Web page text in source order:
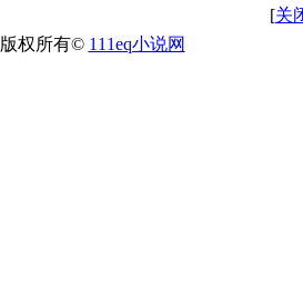
[关
版权所有© 111eq小说网